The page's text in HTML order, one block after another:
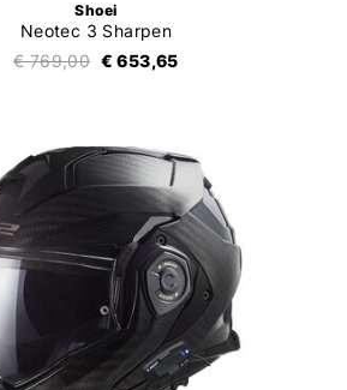
Shoei
Neotec 3 Sharpen
€ 769,00 € 653,65